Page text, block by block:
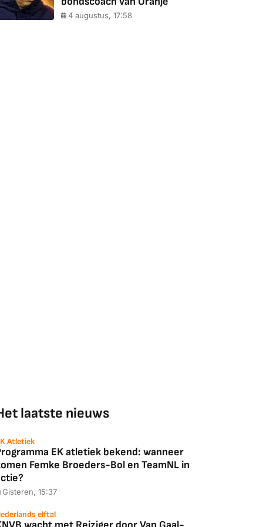
4 augustus, 17:58
laatste nieuws
Atletiek
EK atletiek bekend: wanneer
Femke Broeders-Bol en TeamNL in
Gisteren, 15:37
elftal